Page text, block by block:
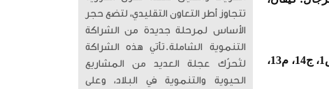
ناجي أحمد عبدالعزيز المليفي، 63 عاما، (يشيع بعد صلاة عصر غد الأربعاء)، الرجال: اليرموك، ق2، ش1، ج14، م13،
تتجاوز أطر التعاون التقليدي، لتضع حجر
الأساس لمرحلة جديدة من الشراكة
التنموية الشاملة. ​تأتي هذه الشراكة
لتُحرّك عجلة العديد من المشاريع
الحيوية والتنموية في البلاد، وعلى